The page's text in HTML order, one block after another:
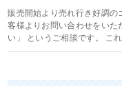
販売開始より売れ行き好調の
客様よりお問い合わせをいた
い」 というご相談です。 こ